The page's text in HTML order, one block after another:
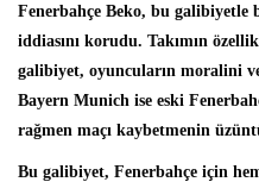
Fenerbahçe Beko, bu galibiyetle
iddiasını korudu. Takımın
galibiyet, oyuncuların moralini
Bayern Munich ise eski
rağmen maçı kaybetmenin
Bu galibiyet, Fenerbahçe için